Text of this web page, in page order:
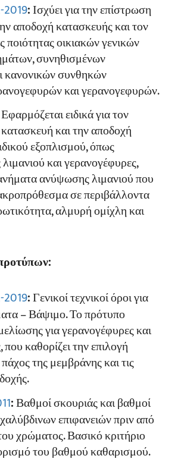
:Ισχύει για την επίστρωση
αποδοχή κατασκευής και τον
ποιότητας οικιακών γενικών
συνηθισμένων
κανονικών συνθηκών
και γερανογεφυρών.
Εφαρμόζεται ειδικά για τον
και την αποδοχή
εξοπλισμού, όπως
και γερανογέφυρες,
ανύψωσης λιμανιού που
σε περιβάλλοντα
αλμυρή ομίχλη και
:Γενικοί τεχνικοί όροι για
– Βάψιμο. Το πρότυπο
για γερανογέφυρες και
καθορίζει την επιλογή
της μεμβράνης και τις
:Βαθμοί σκουριάς και βαθμοί
επιφανειών πριν από
χρώματος. Βασικό κριτήριο
του βαθμού καθαρισμού.